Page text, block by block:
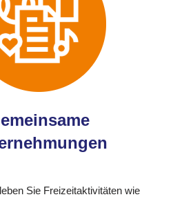
Sie Freizeitaktivitäten wie